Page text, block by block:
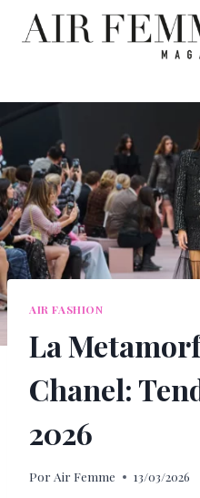
Saltar
AIR FASHION
La
Chanel:
2026
Por Air Femme 13/03/2026